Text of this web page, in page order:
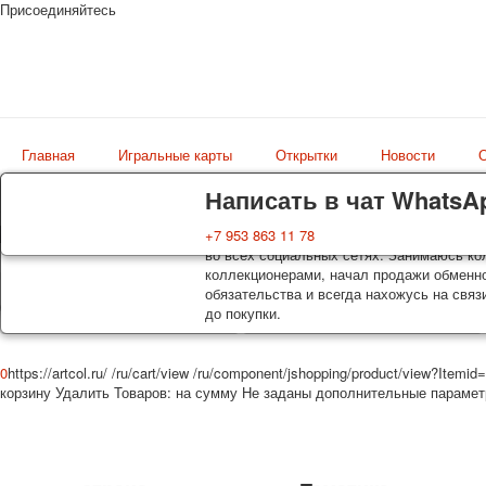
Доставка
Колоды, почтовые открытки тщательно
оплаты. Исключение: репринт под заказ,
осуществляется почтой России с треком
момент покупки. По желанию
Гарантия
Вы покупаете колоды игральных карт,
во всех социальных сетях. Занимаюсь
коллекционерами, начал продажи
обязательства и всегда нахожусь на
до покупки.
Написать в чат
+7 953 863 11 78
Присоединяйтесь
Главная Игральные карты Открытки Новости
Магазин
0https://artcol.ru/ /ru/cart/view /ru/component/jshopping/product/
корзину Удалить Товаров: на сумму Не заданы дополнительные